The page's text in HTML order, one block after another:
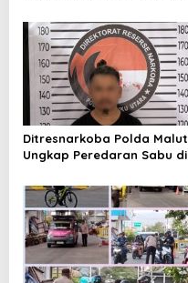
Kapolda
Ditresnarkoba Polda Malut
Ungkap Peredaran Sabu di
Pengedar Diamankan